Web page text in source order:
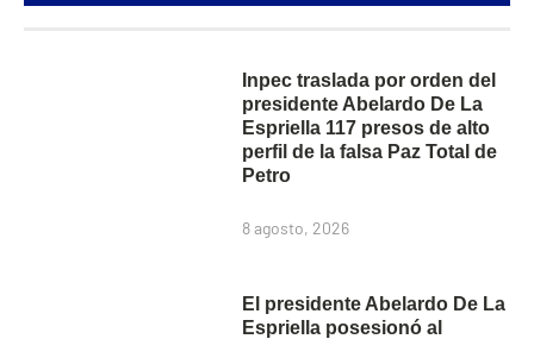
Inpec traslada por orden del
presidente Abelardo De La
Espriella 117 presos de alto
perfil de la falsa Paz Total de
Petro
8 agosto, 2026
El presidente Abelardo De La
Espriella posesionó al